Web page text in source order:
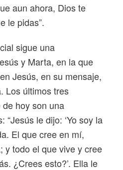
aun ahora, Dios te
le pidas”.
sigue una
y Marta, en la que
Jesús, en su mensaje,
Los últimos tres
hoy son una
“Jesús le dijo: ‘Yo soy la
El que cree en mí,
y todo el que vive y cree
¿Crees esto?’. Ella le